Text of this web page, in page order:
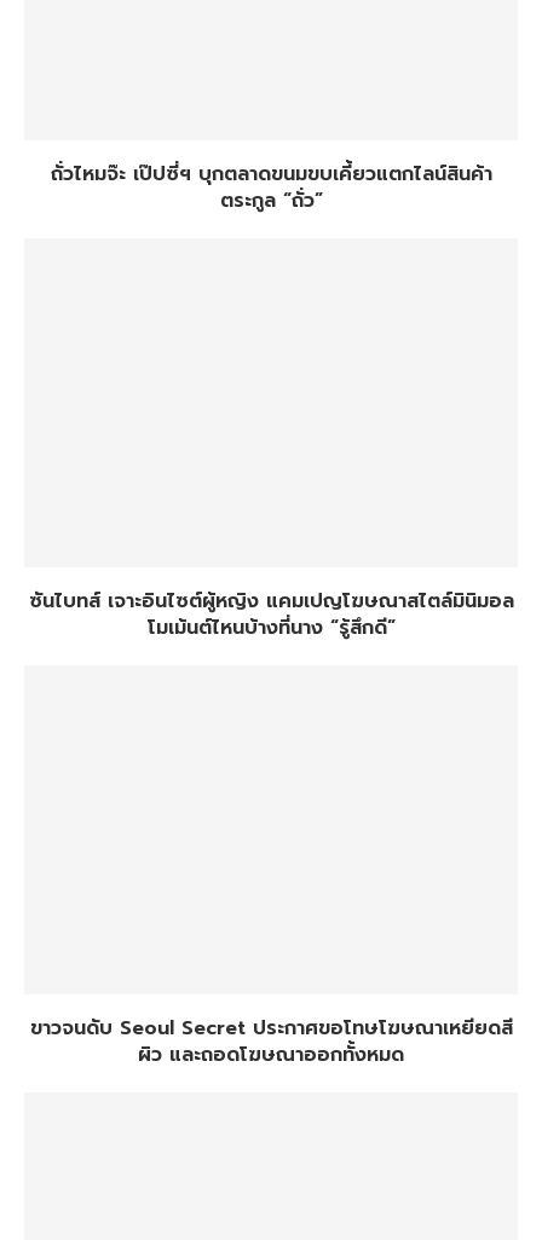
ถั่วไหมจ๊ะ เป๊ปซี่ฯ บุกตลาดขนมขบเคี้ยวแตกไลน์สินค้า
ตระกูล “ถั่ว”
ซันไบทส์ เจาะอินไซต์ผู้หญิง แคมเปญโฆษณาสไตล์มินิมอล
โมเม้นต์ไหนบ้างที่นาง “รู้สึกดี”
ขาวจนดับ Seoul Secret ประกาศขอโทษโฆษณาเหยียดสี
ผิว และถอดโฆษณาออกทั้งหมด